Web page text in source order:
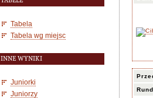
Tabela
Tabela wg miejsc
INNE WYNIKI
Juniorki
Juniorzy